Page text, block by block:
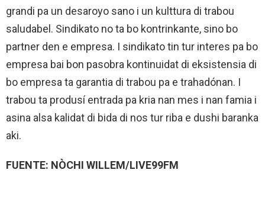
grandi pa un desaroyo sano i un kulttura di trabou
saludabel. Sindikato no ta bo kontrinkante, sino bo
partner den e empresa. I sindikato tin tur interes pa bo
empresa bai bon pasobra kontinuidat di eksistensia di
bo empresa ta garantia di trabou pa e trahadónan. I
trabou ta produsí entrada pa kria nan mes i nan famia i
asina alsa kalidat di bida di nos tur riba e dushi baranka
aki.
FUENTE: NÒCHI WILLEM/LIVE99FM